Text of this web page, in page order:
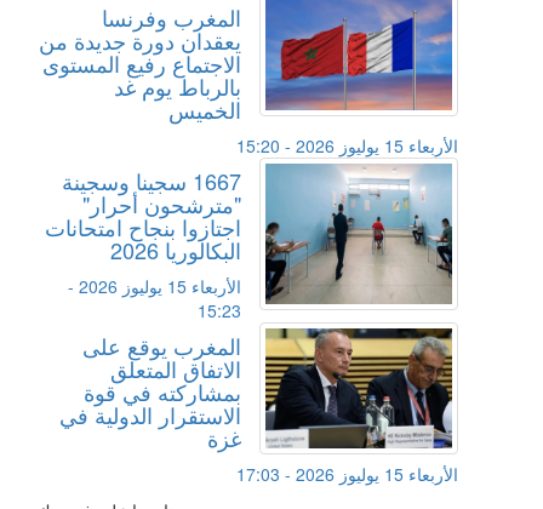
المغرب وفرنسا
يعقدان دورة جديدة من
الاجتماع رفيع المستوى
بالرباط يوم غد
الخميس
الأربعاء 15 يوليوز 2026 - 15:20
1667 سجينا وسجينة
"مترشحون أحرار"
اجتازوا بنجاح امتحانات
البكالوريا 2026
الأربعاء 15 يوليوز 2026 -
15:23
المغرب يوقع على
الاتفاق المتعلق
بمشاركته في قوة
الاستقرار الدولية في
غزة
الأربعاء 15 يوليوز 2026 - 17:03